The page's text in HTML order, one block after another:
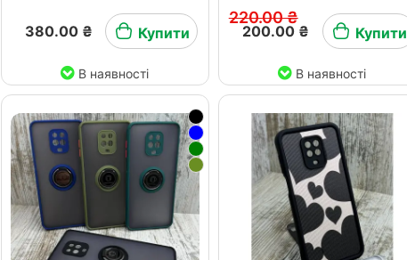
380.00 ₴ Купити
В наявності
220.00 ₴
200.00 ₴ Купити
В наявності